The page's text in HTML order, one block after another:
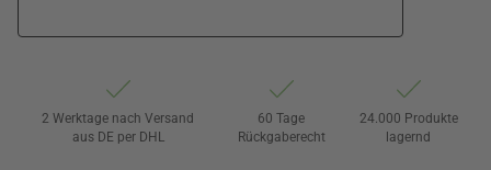
2 Werktage nach Versand
aus DE per DHL
60 Tage
Rückgaberecht
24.000 Produkte
lagernd